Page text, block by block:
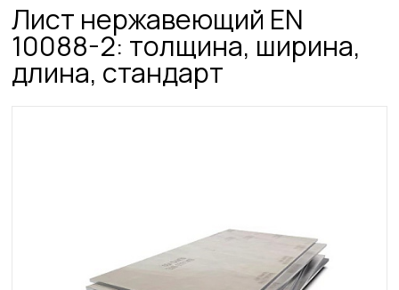
Лист нержавеющий ЕN
10088-2: толщина, ширина,
длина, стандарт